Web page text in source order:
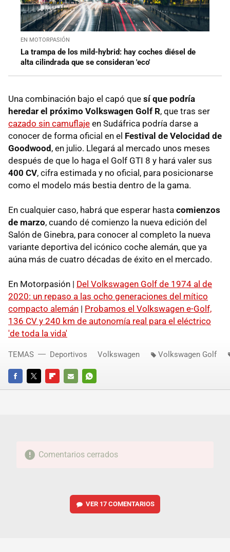
EN MOTORPASIÓN
La trampa de los mild-hybrid: hay coches diésel de
alta cilindrada que se consideran 'eco'
Una combinación bajo el capó que sí que podría
heredar el próximo Volkswagen Golf R, que tras ser
cazado sin camuflaje en Sudáfrica podría darse a
conocer de forma oficial en el Festival de Velocidad de
Goodwood , en julio. Llegará al mercado unos meses
después de que lo haga el Golf GTI 8 y hará valer sus
400 CV, cifra estimada y no oficial, para posicionarse
como el modelo más bestia dentro de la gama.
En cualquier caso, habrá que esperar hasta comienzos
de marzo, cuando dé comienzo la nueva edición del
Salón de Ginebra, para conocer al completo la nueva
variante deportiva del icónico coche alemán, que ya
aúna más de cuatro décadas de éxito en el mercado.
En Motorpasión | Del Volkswagen Golf de 1974 al de
2020: un repaso a las ocho generaciones del mítico
compacto alemán | Probamos el Volkswagen e-Golf,
136 CV y 240 km de autonomía real para el eléctrico
'de toda la vida'
FACEBOOKTWITTERFLIPBOARD
E-
WHATSAPP
TEMAS Deportivos Volkswagen Volkswagen Golf
Comentarios cerrados
VER 17 COMENTARIOS